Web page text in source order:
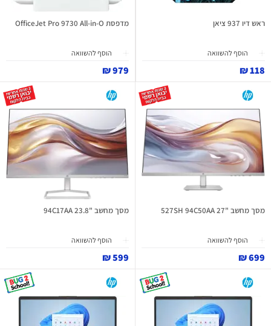
ראש דיו 937 ציאן
הוסף להשוואה
118 ₪
מדפסת OfficeJet Pro 9730 All-in-O
הוסף להשוואה
979 ₪
מסך מחשב "27 527SH 94C50AA
הוסף להשוואה
699 ₪
מסך מחשב "23.8 94C17AA
הוסף להשוואה
599 ₪